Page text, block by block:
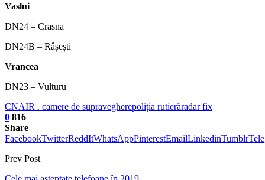
Vaslui
DN24 – Crasna
DN24B – Râșești
Vrancea
DN23 – Vulturu
CNAIR . camere de supravegherepoliția rutierăradar fix
0 816
Share
FacebookTwitterReddItWhatsAppPinterestEmailLinkedinTumblr
Prev Post